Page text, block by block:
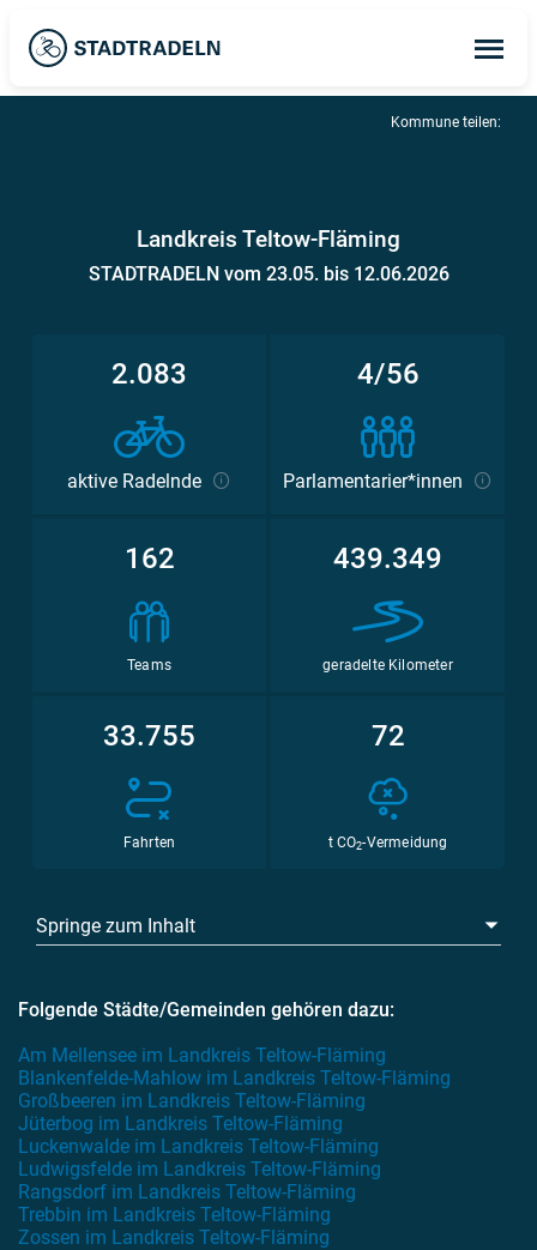
Landkreis Teltow-Fläming
STADTRADELN vom 23.05. bis 12.06.2026
2.083
aktive Radelnde
4/56
Parlamentarier*innen
162
Teams
439.349
geradelte Kilometer
33.755
Fahrten
72
t CO2-Vermeidung
Springe zum Inhalt
Folgende Städte/Gemeinden gehören dazu:
Am Mellensee im Landkreis Teltow-Fläming
Blankenfelde-Mahlow im Landkreis Teltow-Fläming
Großbeeren im Landkreis Teltow-Fläming
Jüterbog im Landkreis Teltow-Fläming
Luckenwalde im Landkreis Teltow-Fläming
Ludwigsfelde im Landkreis Teltow-Fläming
Rangsdorf im Landkreis Teltow-Fläming
Trebbin im Landkreis Teltow-Fläming
Zossen im Landkreis Teltow-Fläming
Kommune teilen: